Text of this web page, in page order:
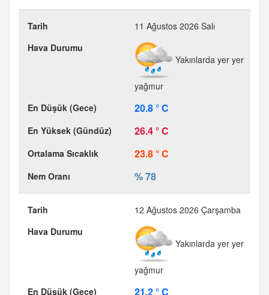
11 Ağustos 2026 Salı
Yakınlarda yer yer
yağmur
20.8 ° C
26.4 ° C
23.8 ° C
% 78
12 Ağustos 2026 Çarşamba
Yakınlarda yer yer
yağmur
21.2 ° C